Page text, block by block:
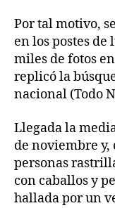
Por tal motivo,
en los postes
miles de fotos
replicó la
nacional (Todo
Llegada la
de noviembre
personas
con caballos y
hallada por un